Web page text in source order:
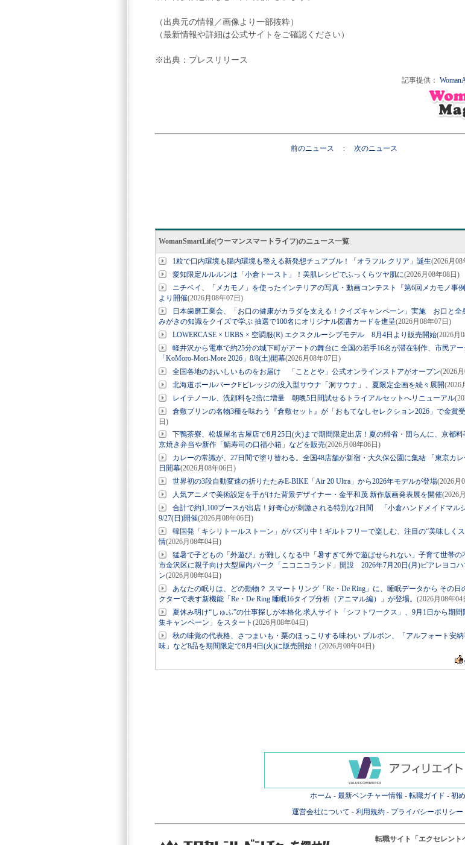
（出典元の情報／画像より一部抜粋）
（最新情報や詳細は公式サイトをご確認ください）
※出典：プレスリリース
記事提供：
前のニュース : 次のニュース
WomanSmartLife(ウーマンスマートライフ)のニュース一覧
1粒で口内環境も腸内環境も整える新発想チュアブル！「オラフル クリア」誕生(2026月08
愛知限定ルルルンは「小倉トースト」！美肌レシピでふっくらツヤ肌に(2026月08年08日)
ニチベイ、「メカモノ」を使ったインテリアの写真・動画コンテスト『第6回メカモノ事
より開催(2026月08年07日)
日本歯磨工業会、「お口の健康がカラダを支える！クイズキャンペーン」実施 お口と全
みがきの知識をクイズで学ぶ 抽選で100名にオリジナル図書カードを進呈(2026月08年07日)
LOWERCASE × URBS × 空調服(R) エクスクルーシブモデル 8月4日より販売開始(2026月
軽井沢から電車で約25分の城下町がアートの舞台に 全国の若手16名が滞在制作、市民ア
「KoMoro-Mori-More 2026」8/8(土)開幕(2026月08年07日)
全国各地のおいしいものをお届け 「こととや」公式オンラインストアがオープン(2026
北海道ボールパークFビレッジの没入型サウナ「洞サウナ」、夏限定企画を続々展開(2026
レイテノール、洗顔料を2倍に増量 朝晩5日間試せるトライアルセットへリニューアル
倉敷プリンの名物3種を味わう『倉敷セット』が「おもてなしセレクション2026」で金賞受
日)
下鴨茶寮、松坂屋名古屋店で8月25日(火)まで期間限定出店！夏の帰省・団らんに、京都
京焼き弁当や新作「鯖寿司の口福小箱」などを販売(2026月08年06日)
カレーの常識が、27日間で塗り替わる。全国48店舗が新宿・大久保公園に集結 「東京カレ
日開幕(2026月08年06日)
世界初の3段自動変速の折りたたみE-BIKE「Air 20 Ultra」から2026年モデルが登場(2026月
人気アニメで美術設定を手がけた背景デザイナー・金平和茂 新作版画発表展を開催(2026
合計で約1,100ブースが出店！好奇心が刺激される特別な2日間 「小倉ハンドメイドマルシ
9/27(日)開催(2026月08年06日)
韓国発「キシリトールストーン」がバズり中！ギルトフリーで楽しむ、注目の“美味しく
情(2026月08年04日)
猛暑で子どもの「外遊び」が難しくなる中「暑すぎて外で遊ばせられない」子育て世帯
市金沢区に親子向け大型屋内パーク「ニコニコランド」開設 2026年7月20日(月)ビアレヨコ
ン(2026月08年04日)
あなたの眠りは、どの動物？ スマートリング「Re・De Ring」に、睡眠データから その日
クターで表す新機能「Re・De Ring 睡眠16タイプ分析（アニマル編）」が登場。 (2026月08年04
夏休み明け“しゅふ”の仕事探しが本格化 求人サイト「シフトワークス」、9月1日から期
集キャンペーン」をスタート (2026月08年04日)
秋の味覚の代表格、さつまいも・栗のほっこりする味わい ブルボン、「アルフォート安納
味」など8品を期間限定で8月4日(火)に販売開始！ (2026月08年04日)
ホーム - 最新ベンチャー情報 - 転職ガイド - 初
運営会社について - 利用規約 - プライバシーポリシー
転職サイト 「エクセレン